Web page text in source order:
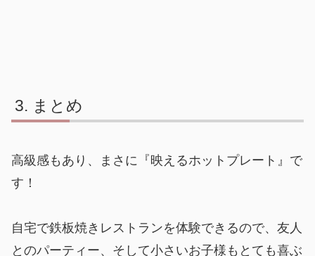
まとめ
高級感もあり、まさに『映えるホットプレート』で
す！
自宅で鉄板焼きレストランを体験できるので、友人
とのパーティー、そして小さいお子様もとても喜ぶ